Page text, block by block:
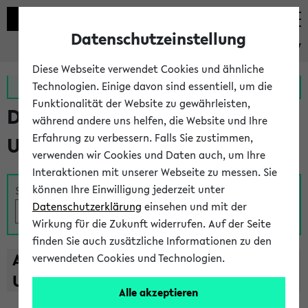
eKVV
Zur MeineUni App Zum MeineUni Portal
Das Lehrangebot der
Universität Bielefeld
Suche
A B C D E F G H I J K L M N O
U
V W X Y
Z
Datenschutzeinstellung
Diese Webseite verwendet Cookies und ähnliche
Technologien. Einige davon sind essentiell, um die
Funktionalität der Website zu gewährleisten,
während andere uns helfen, die Website und Ihre
Erfahrung zu verbessern. Falls Sie zustimmen,
verwenden wir Cookies und Daten auch, um Ihre
Interaktionen mit unserer Webseite zu messen. Sie
können Ihre Einwilligung jederzeit unter
Datenschutzerklärung einsehen und mit der
Wirkung für die Zukunft widerrufen. Auf der Seite
finden Sie auch zusätzliche Informationen zu den
verwendeten Cookies und Technologien.
Alle akzeptieren